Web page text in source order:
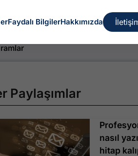
Faydalı BilgilerHakkımızda
Paylaşımlar
nasıl
hitap